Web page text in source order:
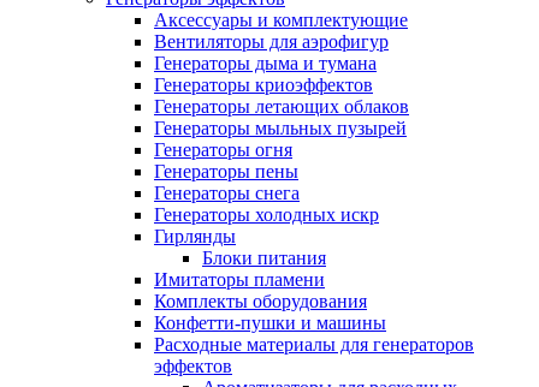
Аксессуары и комплектующие
Вентиляторы для аэрофигур
Генераторы дыма и тумана
Генераторы криоэффектов
Генераторы летающих облаков
Генераторы мыльных пузырей
Генераторы огня
Генераторы пены
Генераторы снега
Генераторы холодных искр
Гирлянды
Блоки питания
Имитаторы пламени
Комплекты оборудования
Конфетти-пушки и машины
Расходные материалы для генераторов
эффектов